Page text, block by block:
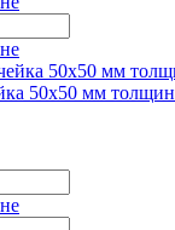
50х50 мм